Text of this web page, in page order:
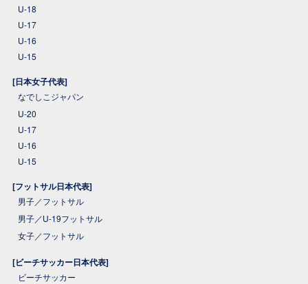
U-18
U-17
U-16
U-15
[日本女子代表]
なでしこジャパン
U-20
U-17
U-16
U-15
[フットサル日本代表]
男子／フットサル
男子／U-19フットサル
女子／フットサル
[ビーチサッカー日本代表]
ビーチサッカー